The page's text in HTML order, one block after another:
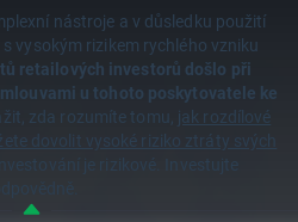
nástroje a v důsledku použití
vysokým rizikem rychlého vzniku
retailových investorů došlo při
u tohoto poskytovatele ke
zda rozumíte tomu, jak rozdílové
dovolit vysoké riziko ztráty svých
Investování je rizikové. Investujte